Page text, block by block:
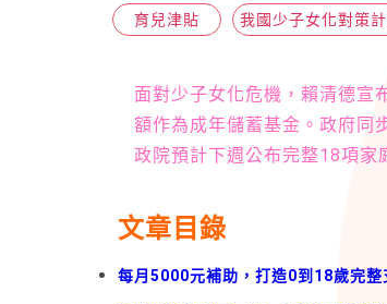
育兒津貼 我國少子女化對策
面對少子女化危機，賴清德宣
額作為成年儲蓄基金。政府同
政院預計下週公布完整18項家
文章目錄
每月5000元補助，打造0到18歲完整